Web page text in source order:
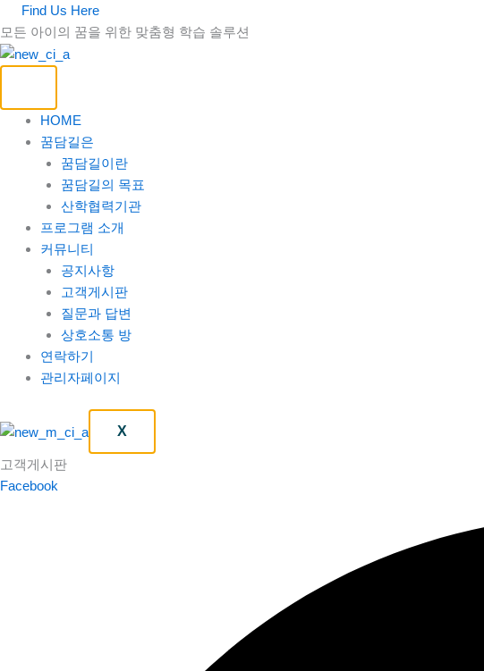
텐
츠
로
Find Us Here
모든 아이의 꿈을 위한 맞춤형 학습 솔루션
HOME
꿈담길은
꿈담길이란
꿈담길의 목표
산학협력기관
프로그램 소개
커뮤니티
공지사항
고객게시판
질문과 답변
상호소통 방
연락하기
관리자페이지
X
고객게시판
Facebook